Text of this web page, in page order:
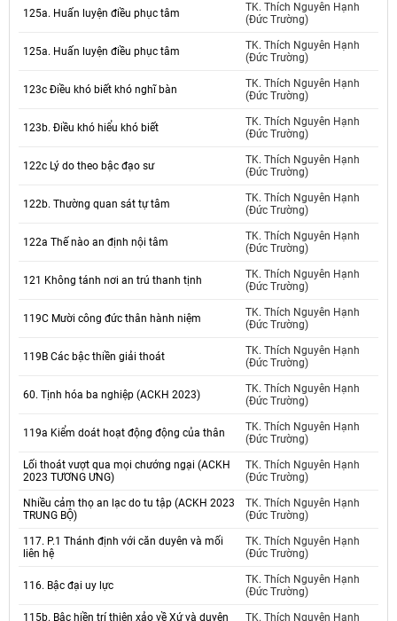
125a. Huấn luyện điều phục tâm
TK. Thích Nguyên Hạnh
(Đức Trường)
125a. Huấn luyện điều phục tâm
TK. Thích Nguyên Hạnh
(Đức Trường)
123c Điều khó biết khó nghĩ bàn
TK. Thích Nguyên Hạnh
(Đức Trường)
123b. Điều khó hiểu khó biết
TK. Thích Nguyên Hạnh
(Đức Trường)
122c Lý do theo bậc đạo sư
TK. Thích Nguyên Hạnh
(Đức Trường)
122b. Thường quan sát tự tâm
TK. Thích Nguyên Hạnh
(Đức Trường)
122a Thế nào an định nội tâm
TK. Thích Nguyên Hạnh
(Đức Trường)
121 Không tánh nơi an trú thanh tịnh
TK. Thích Nguyên Hạnh
(Đức Trường)
119C Mười công đức thân hành niệm
TK. Thích Nguyên Hạnh
(Đức Trường)
119B Các bậc thiền giải thoát
TK. Thích Nguyên Hạnh
(Đức Trường)
60. Tịnh hóa ba nghiệp (ACKH 2023)
TK. Thích Nguyên Hạnh
(Đức Trường)
119a Kiểm doát hoạt động động của thân
TK. Thích Nguyên Hạnh
(Đức Trường)
Lối thoát vượt qua mọi chướng ngại (ACKH
2023 TƯƠNG ƯNG)
TK. Thích Nguyên Hạnh
(Đức Trường)
Nhiều cảm thọ an lạc do tu tập (ACKH 2023
TRUNG BỘ)
TK. Thích Nguyên Hạnh
(Đức Trường)
117. P.1 Thánh định với căn duyên và mối
liên hệ
TK. Thích Nguyên Hạnh
(Đức Trường)
116. Bậc đại uy lực
TK. Thích Nguyên Hạnh
(Đức Trường)
115b. Bậc hiền trí thiện xảo về Xứ và duyên TK. Thích Nguyên Hạnh